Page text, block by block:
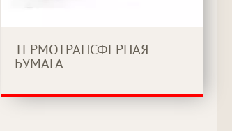
ТЕРМОТРАНСФЕРНАЯ
БУМАГА